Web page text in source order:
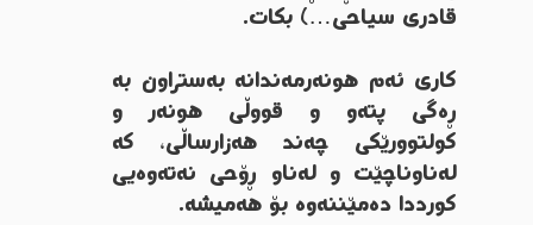
قادری سیاحی…) بکات.
کاری ئەم هونەرمەندانە بەستراون بە
ڕەگی پتەو و قووڵی هونەر و
کولتوورێکی چەند هەزارساڵی، کە
لەناوناچێت و لەناو ڕۆحی نەتەوەیی
کورددا دەمێننەوە بۆ هەمیشە.